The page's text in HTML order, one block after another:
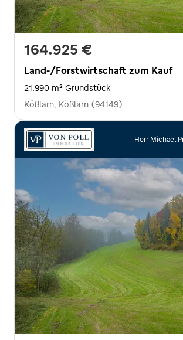
164.925 €
Land-/Forstwirtschaft zum Kauf
21.990 m² Grundstück
Kößlarn, Kößlarn (94149)
Herr Michael